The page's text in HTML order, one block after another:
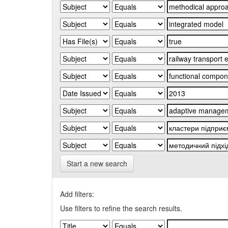
Start a new search
Add filters:
Use filters to refine the search results.